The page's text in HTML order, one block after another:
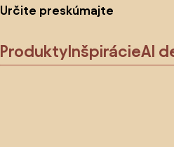
Určite preskúmajte
ProduktyInšpirácieAI